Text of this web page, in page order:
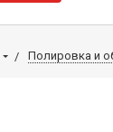
Полировка и